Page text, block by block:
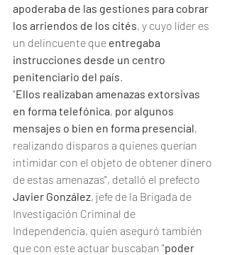
apoderaba de las gestiones para cobrar
los arriendos de los cités, y cuyo líder es
un delincuente que entregaba
instrucciones desde un centro
penitenciario del país.
"Ellos realizaban amenazas extorsivas
en forma telefónica, por algunos
mensajes o bien en forma presencial,
realizando disparos a quienes querían
intimidar con el objeto de obtener dinero
de estas amenazas", detalló el prefecto
Javier González, jefe de la Brigada de
Investigación Criminal de
Independencia, quien aseguró también
que con este actuar buscaban "poder